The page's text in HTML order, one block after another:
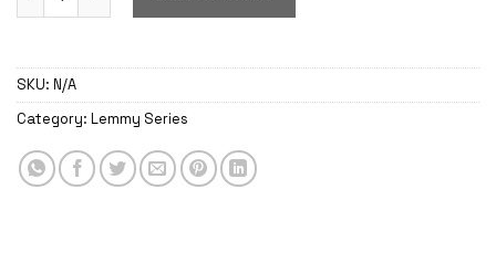
SKU: N/A
Category: Lemmy Series